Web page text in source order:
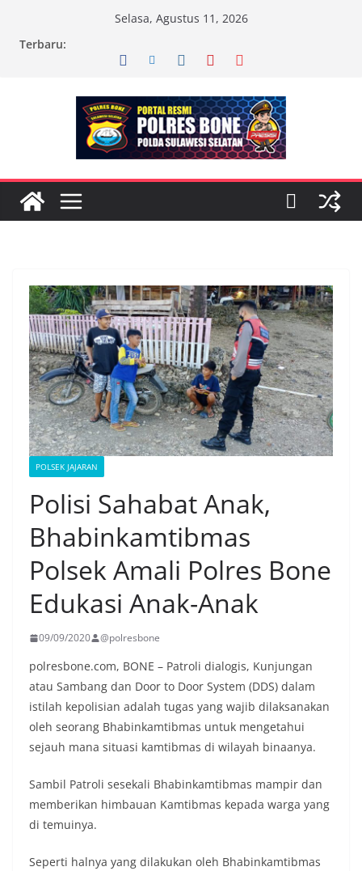
Selasa, Agustus 11, 2026
Terbaru:
POLSEK JAJARAN
Polisi Sahabat Anak,
Bhabinkamtibmas
Polsek Amali Polres Bone
Edukasi Anak-Anak
09/09/2020 @polresbone
polresbone.com, BONE – Patroli dialogis, Kunjungan
atau Sambang dan Door to Door System (DDS) dalam
istilah kepolisian adalah tugas yang wajib dilaksanakan
oleh seorang Bhabinkamtibmas untuk mengetahui
sejauh mana situasi kamtibmas di wilayah binaanya.
Sambil Patroli sesekali Bhabinkamtibmas mampir dan
memberikan himbauan Kamtibmas kepada warga yang
di temuinya.
Seperti halnya yang dilakukan oleh Bhabinkamtibmas